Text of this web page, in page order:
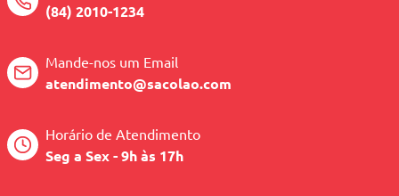
(84) 2010-1234
Mande-nos um Email
atendimento@sacolao.com
Horário de Atendimento
Seg a Sex - 9h às 17h